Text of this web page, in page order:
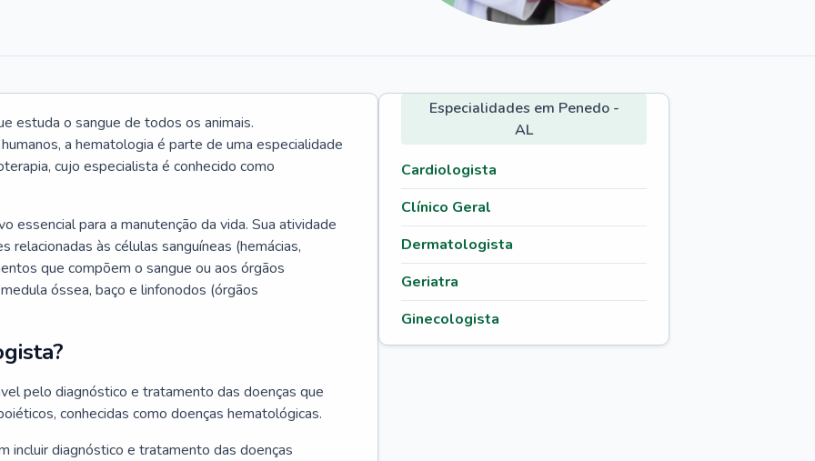
estuda o sangue de todos os animais.
a hematologia é parte de uma especialidade
cujo especialista é conhecido como
essencial para a manutenção da vida. Sua atividade
às células sanguíneas (hemácias,
que compõem o sangue ou aos órgãos
óssea, baço e linfonodos (órgãos
pelo diagnóstico e tratamento das doenças que
conhecidas como doenças hematológicas.
incluir diagnóstico e tratamento das doenças
Especialidades em Penedo -
AL
Cardiologista
Clínico Geral
Dermatologista
Geriatra
Ginecologista